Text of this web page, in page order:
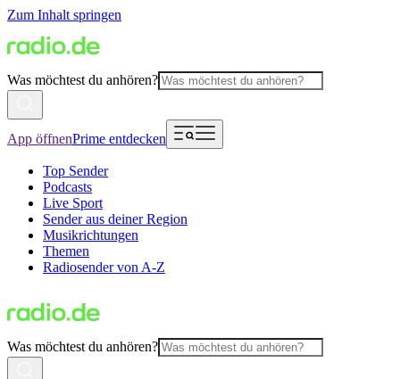
Zum Inhalt springen
Was möchtest du anhören?
App öffnenPrime entdecken
Top Sender
Podcasts
Live Sport
Sender aus deiner Region
Musikrichtungen
Themen
Radiosender von A-Z
Was möchtest du anhören?